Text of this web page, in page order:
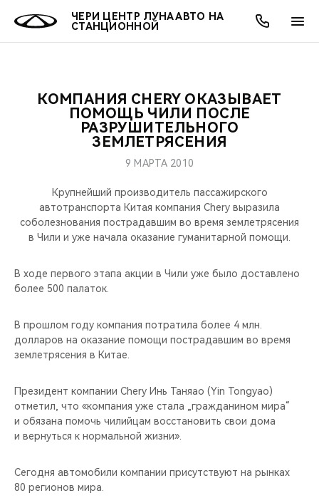
ЧЕРИ ЦЕНТР ЛУНА АВТО НА
СТАНЦИОННОЙ
МОДЕЛИ
СЕДАНЫ
НОВИНКИ
ПОКУПАТЕЛЯМ
ВЫБОР И ПОКУПКА
ВЛАДЕЛЬЦАМ
ПОДДЕРЖКА
МИР CHERY
CHERY В СОЦСЕТЯХ
БЛАГОТВОРИТЕЛЬНОСТЬ
CHERY REMOTE
CHERY И СПОРТ
НАШИ МЕРОПРИЯТИЯ
CHERY ДЛЯ ДЕТЕЙ
АКЦИИ
ВЫГОДЫ И АКЦИИ
ОНЛАЙН СЕРВИСЫ
ВЫБОР И ПОКУПКА
О КОМПАНИИ
КОМПАНИЯ CHERY ОКАЗЫВАЕТ
ПОМОЩЬ ЧИЛИ ПОСЛЕ
РАЗРУШИТЕЛЬНОГО
ЗЕМЛЕТРЯСЕНИЯ
9 МАРТА 2010
Крупнейший производитель пассажирского
автотранспорта Китая компания Chery выразила
соболезнования пострадавшим во время землетрясения
в Чили и уже начала оказание гуманитарной помощи.
В ходе первого этапа акции в Чили уже было доставлено
более 500 палаток.
В прошлом году компания потратила более 4 млн.
долларов на оказание помощи пострадавшим во время
землетрясения в Китае.
Президент компании Chery Инь Таняао (Yin Tongyao)
отметил, что «компания уже стала „гражданином мира“
и обязана помочь чилийцам восстановить свои дома
и вернуться к нормальной жизни».
Сегодня автомобили компании присутствуют на рынках
80 регионов мира.